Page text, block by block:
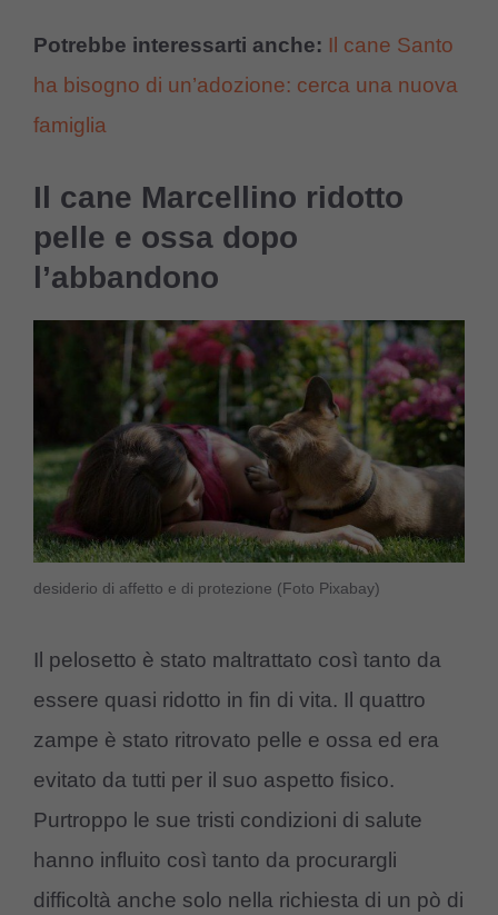
Potrebbe interessarti anche: Il cane Santo
ha bisogno di un’adozione: cerca una nuova
famiglia
Il cane Marcellino ridotto
pelle e ossa dopo
l’abbandono
desiderio di affetto e di protezione (Foto Pixabay)
Il pelosetto è stato maltrattato così tanto da
essere quasi ridotto in fin di vita. Il quattro
zampe è stato ritrovato pelle e ossa ed era
evitato da tutti per il suo aspetto fisico.
Purtroppo le sue tristi condizioni di salute
hanno influito così tanto da procurargli
difficoltà anche solo nella richiesta di un pò di